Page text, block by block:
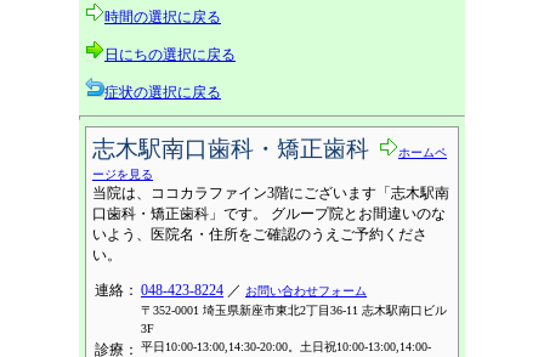
時間の選択に戻る
日にちの選択に戻る
症状の選択に戻る
志木駅南口歯科・矯正歯科
ホームペ
ージを見る
当院は、ココカラファイン3階にございます「志木駅南
口歯科・矯正歯科」です。 グループ院とお間違いのな
いよう、医院名・住所をご確認のうえご予約くださ
い。
連絡： 048-423-8224 ／ お問い合わせフォーム
〒352-0001 埼玉県新座市東北2丁目36-11 志木駅南口ビル
3F
診療：
平日10:00-13:00,14:30-20:00。土日祝10:00-13:00,14:00-